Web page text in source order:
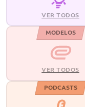
VER TODOS
MODELOS
VER TODOS
PODCASTS